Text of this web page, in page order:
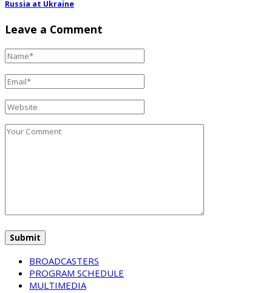
Russia at Ukraine
Leave a Comment
BROADCASTERS
PROGRAM SCHEDULE
MULTIMEDIA